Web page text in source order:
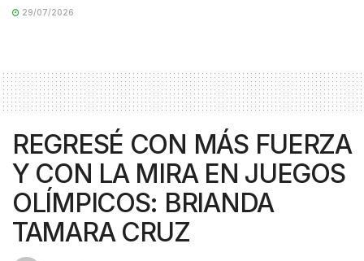
29/07/2026
REGRESÉ CON MÁS FUERZA
Y CON LA MIRA EN JUEGOS
OLÍMPICOS: BRIANDA
TAMARA CRUZ